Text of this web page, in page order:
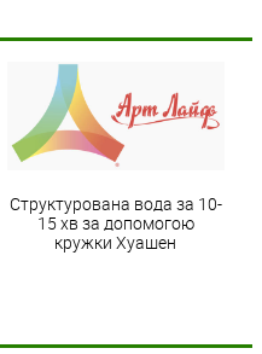
Структурована вода за 10-
15 хв за допомогою
кружки Хуашен